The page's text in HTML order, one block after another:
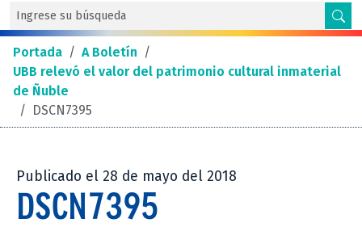
Portada / A Boletín /
UBB relevó el valor del patrimonio cultural inmaterial
de Ñuble
/ DSCN7395
Publicado el 28 de mayo del 2018
DSCN7395